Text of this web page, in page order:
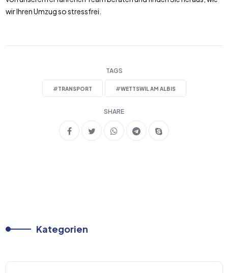
wir Ihren Umzug so stressfrei.
TAGS
#TRANSPORT #WETTSWIL AM ALBIS
SHARE
Kategorien